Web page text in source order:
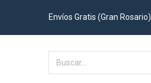
Envíos Gratis (Gran Rosario)